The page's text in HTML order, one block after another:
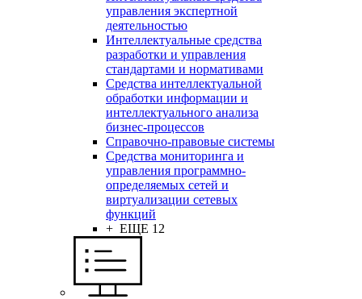
управления экспертной
деятельностью
Интеллектуальные средства
разработки и управления
стандартами и нормативами
Средства интеллектуальной
обработки информации и
интеллектуального анализа
бизнес-процессов
Справочно-правовые системы
Средства мониторинга и
управления программно-
определяемых сетей и
виртуализации сетевых
функций
+ ЕЩЕ 12